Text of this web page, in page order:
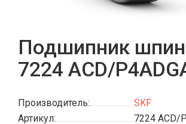
Подшипник
7224 ACD/
Производитель:
SKF
Артикул:
7224 ACD/